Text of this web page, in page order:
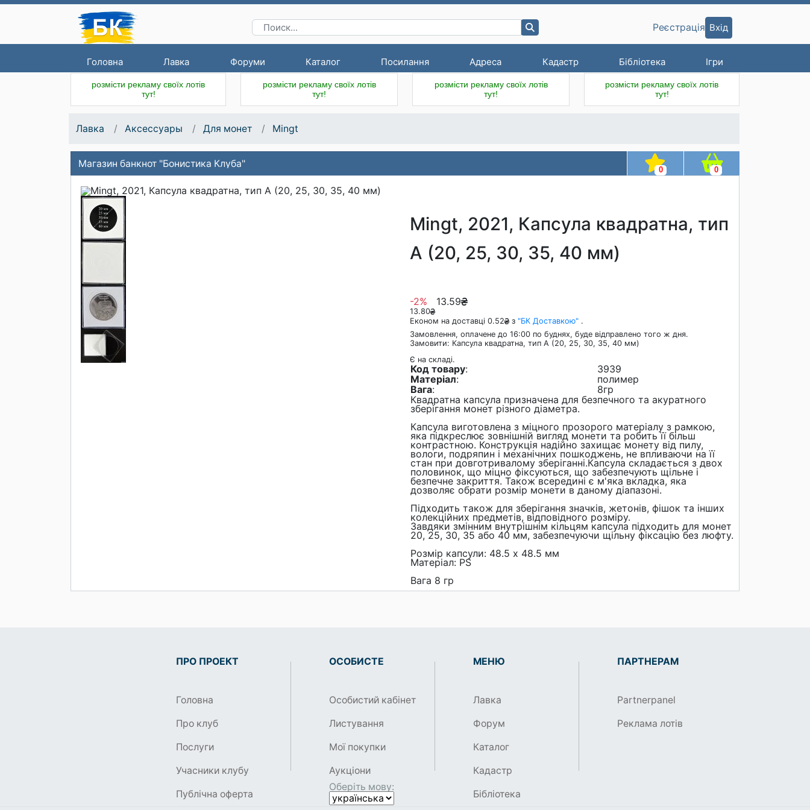
Головна Лавка Форуми Каталог Посилання Адреса Кадастр Бібліотека Ігри
Реєстрація Вхід
розмісти рекламу своїх лотів
тут!
розмісти рекламу своїх лотів
тут!
розмісти рекламу своїх лотів
тут!
розмісти рекламу своїх лотів
тут!
Лавка Аксессуары Для монет Mingt
Магазин банкнот "Бонистика Клуба"
0 0
Mingt, 2021, Капсула квадратна, тип
A (20, 25, 30, 35, 40 мм)
-2% 13.59
13.80
Економ на доставці 0.52 з "БК Доставкою" .
Замовлення, оплачене до 16:00 по буднях, буде відправлено того ж дня.
Замовити: Капсула квадратна, тип A (20, 25, 30, 35, 40 мм)
Є на складі.
Код товару:
3939
Матеріал:
полимер
Вага:
8гр
Квадратна капсула призначена для безпечного та акуратного
зберігання монет різного діаметра.
Капсула виготовлена з міцного прозорого матеріалу з рамкою,
яка підкреслює зовнішній вигляд монети та робить її більш
контрастною. Конструкція надійно захищає монету від пилу,
вологи, подряпин і механічних пошкоджень, не впливаючи на її
стан при довготривалому зберіганні.Капсула складається з двох
половинок, що міцно фіксуються, що забезпечують щільне і
безпечне закриття. Також всередині є м'яка вкладка, яка
дозволяє обрати розмір монети в даному діапазоні.
Підходить також для зберігання значків, жетонів, фішок та інших
колекційних предметів, відповідного розміру.
Завдяки змінним внутрішнім кільцям капсула підходить для монет
20, 25, 30, 35 або 40 мм, забезпечуючи щільну фіксацію без люфту.
Розмір капсули: 48.5 х 48.5 мм
Матеріал: PS
Вага 8 гр
ПРО ПРОЕКТ
Головна
Про клуб
Послуги
Учасники клубу
Публічна оферта
ОСОБИСТЕ
Особистий кабінет
Листування
Мої покупки
Аукціони
Оберіть мову:
МЕНЮ
Лавка
Форум
Каталог
Кадастр
Бібліотека
ПАРТНЕРАМ
Partnerpanel
Реклама лотів